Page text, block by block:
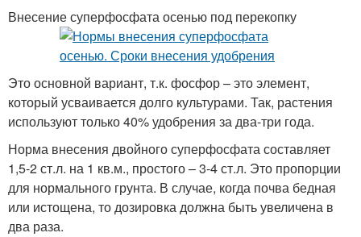
Внесение суперфосфата осенью под перекопку
Это основной вариант, т.к. фосфор – это элемент,
который усваивается долго культурами. Так, растения
используют только 40% удобрения за два-три года.
Норма внесения двойного суперфосфата составляет
1,5-2 ст.л. на 1 кв.м., простого – 3-4 ст.л. Это пропорции
для нормального грунта. В случае, когда почва бедная
или истощена, то дозировка должна быть увеличена в
два раза.